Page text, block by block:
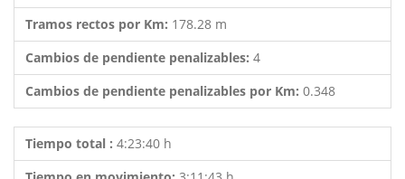
Tramos rectos por Km: 178.28 m
Cambios de pendiente penalizables: 4
Cambios de pendiente penalizables por Km: 0.348
Tiempo total : 4:23:40 h